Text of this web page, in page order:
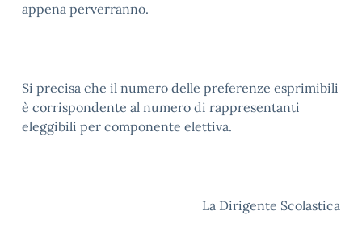
appena perverranno.
Si precisa che il numero delle preferenze esprimibili
è corrispondente al numero di rappresentanti
eleggibili per componente elettiva.
La Dirigente Scolastica